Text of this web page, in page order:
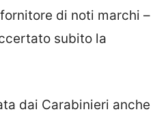
di noti marchi –
subito la
dai Carabinieri anche